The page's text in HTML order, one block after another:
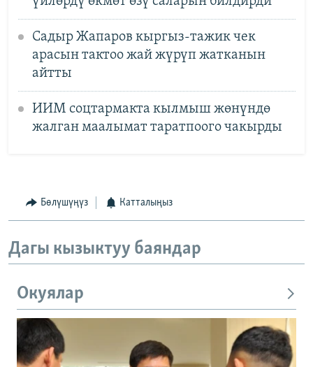
Садыр Жапаров кыргыз-тажик чек
арасын тактоо жай жүрүп жатканын
айтты
ИИМ соцтармакта кылмыш жөнүндө
жалган маалымат таратпоого чакырды
Бөлүшүңүз Катталыңыз
Дагы кызыктуу баяндар
Окуялар